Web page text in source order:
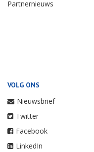
Partnernieuws
VOLG ONS
Nieuwsbrief
Twitter
Facebook
LinkedIn